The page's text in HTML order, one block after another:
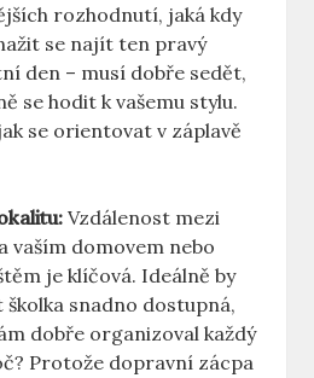
rozhodnutí, jaká kdy
se najít ten pravý
den – musí dobře sedět,
se hodit k vašemu stylu.
se orientovat v záplavě
Vzdálenost mezi
vaším domovem nebo
je klíčová. Ideálně by
školka snadno dostupná,
dobře organizoval každý
Protože dopravní zácpa